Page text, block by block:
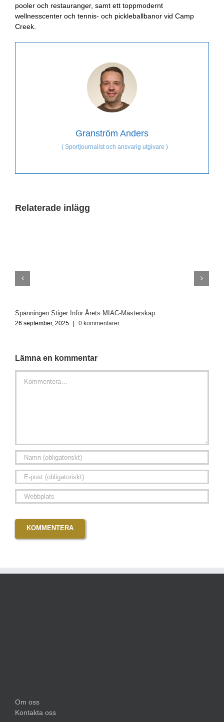
pooler och restauranger, samt ett toppmodernt
wellnesscenter och tennis- och pickleballbanor vid Camp
Creek.
Granström Anders
(Sportjournalist och ansvarig utgivare )
Relaterade inlägg
Spänningen Stiger Inför Årets MIAC-Mästerskap
26 september, 2025 | 0 kommentarer
Lämna en kommentar
Om oss
Kontakta oss